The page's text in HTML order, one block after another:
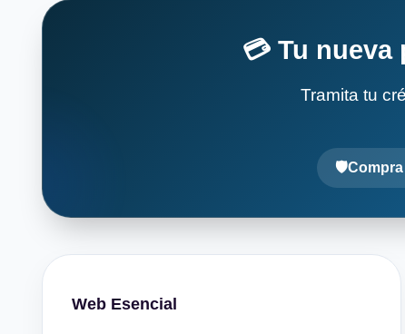
💳 Tu nueva
Tramita tu
Web Esencial